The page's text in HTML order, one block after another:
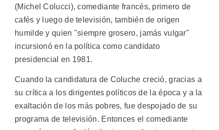
(Michel Colucci), comediante francés, primero de
cafés y luego de televisión, también de origen
humilde y quien "siempre grosero, jamás vulgar"
incursionó en la política como candidato
presidencial en 1981.
Cuando la candidatura de Coluche creció, gracias a
su crítica a los dirigentes políticos de la época y a la
exaltación de los más pobres, fue despojado de su
programa de televisión. Entonces el comediante